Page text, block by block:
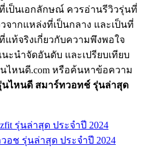
เป็นเอกลักษณ์ ควรอ่านรีวิวรุ่นที่
จากแหล่งที่เป็นกลาง และเป็นที่
แท้จริงเกี่ยวกับความพึงพอใจ
ะนำจัดอันดับ และเปรียบเทียบ
ไหนดี.com หรือค้นหาข้อความ
นไหนดี สมาร์ทวอทช์ รุ่นล่าสุด
รุ่นล่าสุด ประจำปี 2024
อช รุ่นล่าสุด ประจำปี 2024